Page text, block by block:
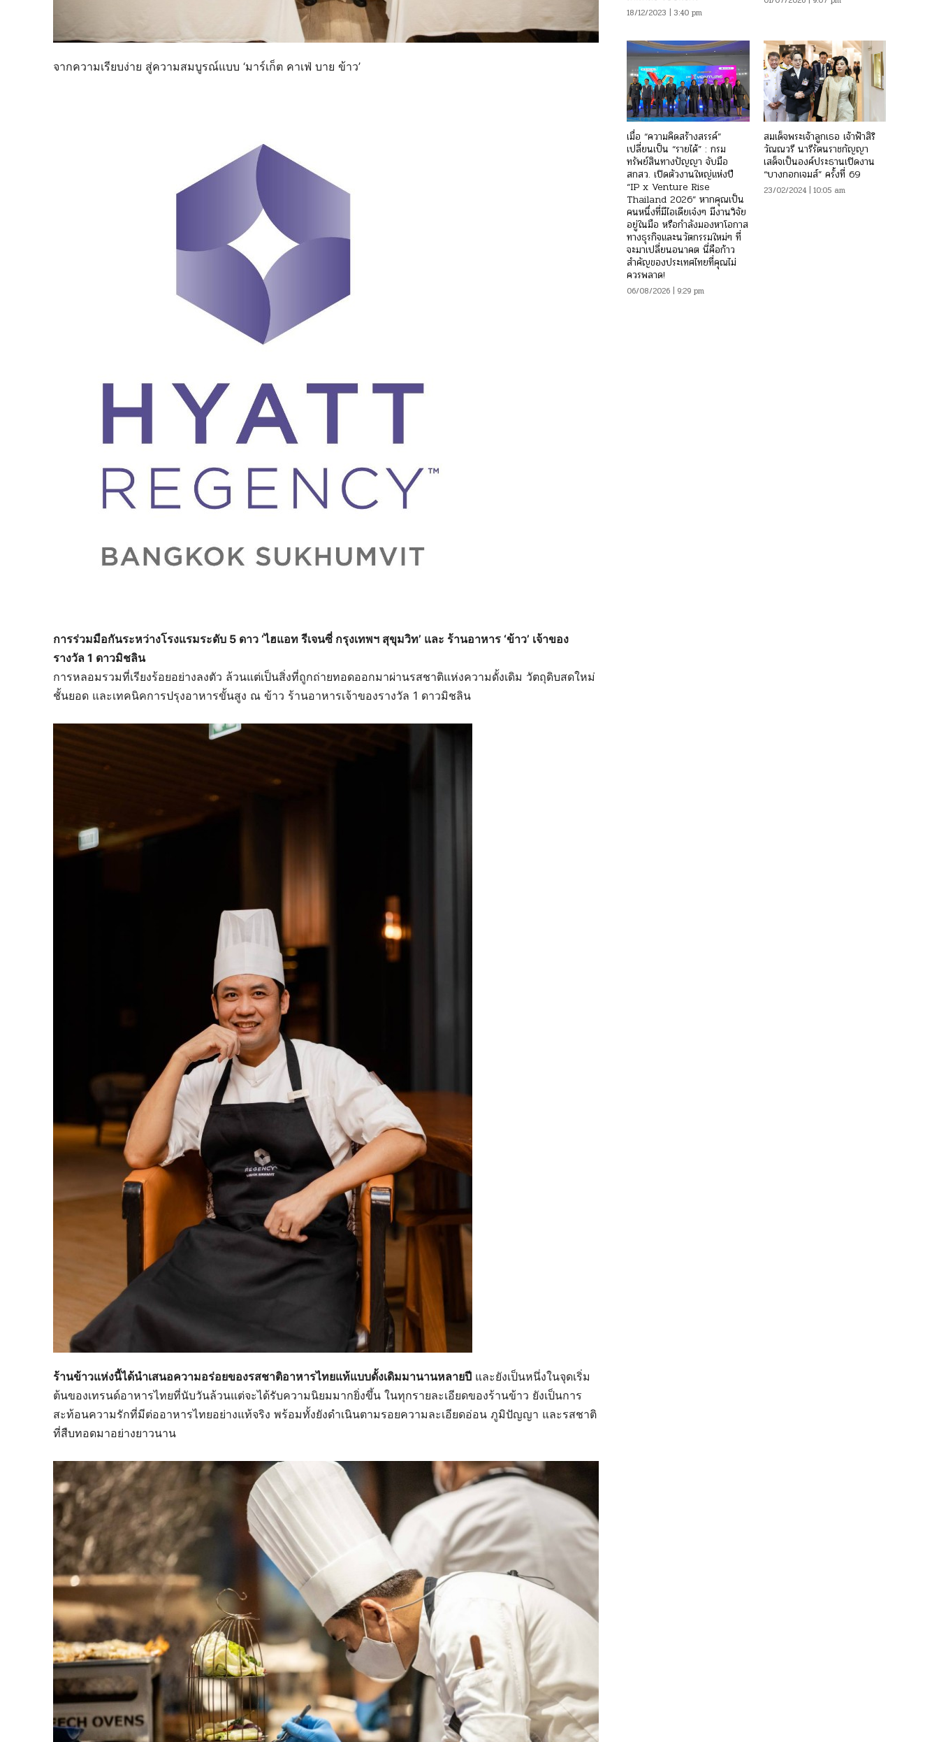
จากความเรียบง่าย สู่ความสมบูรณ์แบบ ‘มาร์เก็ต คาเฟ่ บาย ข้าว’
การร่วมมือกันระหว่างโรงแรมระดับ 5 ดาว ‘ไฮแอท รีเจนซี่ กรุงเทพฯ สุขุมวิท’ และ ร้านอาหาร ‘ข้าว’ เจ้าของ
รางวัล 1 ดาวมิชลิน
การหลอมรวมที่เรียงร้อยอย่างลงตัว ล้วนแต่เป็นสิ่งที่ถูกถ่ายทอดออกมาผ่านรสชาติแห่งความดั้งเดิม วัตถุดิบสดใหม่
ชั้นยอด และเทคนิคการปรุงอาหารขั้นสูง ณ ข้าว ร้านอาหารเจ้าของรางวัล 1 ดาวมิชลิน
ร้านข้าวแห่งนี้ได้นำเสนอความอร่อยของรสชาติอาหารไทยแท้แบบดั้งเดิมมานานหลายปี และยังเป็นหนึ่งในจุดเริ่ม
ต้นของเทรนด์อาหารไทยที่นับวันล้วนแต่จะได้รับความนิยมมากยิ่งขึ้น ในทุกรายละเอียดของร้านข้าว ยังเป็นการ
สะท้อนความรักที่มีต่ออาหารไทยอย่างแท้จริง พร้อมทั้งยังดำเนินตามรอยความละเอียดอ่อน ภูมิปัญญา และรสชาติ
ที่สืบทอดมาอย่างยาวนาน
18/12/2023 | 3:40 pm
เมื่อ “ความคิดสร้างสรรค์”
เปลี่ยนเป็น “รายได้” : กรม
ทรัพย์สินทางปัญญา จับมือ
สกสว. เปิดตัวงานใหญ่แห่งปี
“IP x Venture Rise
Thailand 2026” หากคุณเป็น
คนหนึ่งที่มีไอเดียเจ๋งๆ มีงานวิจัย
อยู่ในมือ หรือกำลังมองหาโอกาส
ทางธุรกิจและนวัตกรรมใหม่ๆ ที่
จะมาเปลี่ยนอนาคต นี่คือก้าว
สำคัญของประเทศไทยที่คุณไม่
ควรพลาด!
06/08/2026 | 9:29 pm
สมเด็จพระเจ้าลูกเธอ เจ้าฟ้าสิริ
วัณณวรี นารีรัตนราชกัญญา
เสด็จเป็นองค์ประธานเปิดงาน
“บางกอกเจมส์” ครั้งที่ 69
23/02/2024 | 10:05 am